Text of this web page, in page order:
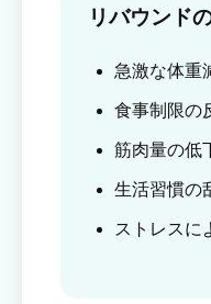
リバウンド
急激な体重
食事制限の
筋肉量の低
生活習慣の
ストレスに